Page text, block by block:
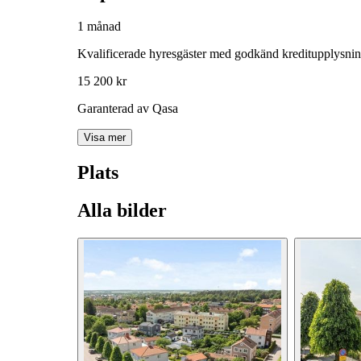
1 månad
Kvalificerade hyresgäster med godkänd
15 200 kr
Garanterad av Qasa
Visa mer
Plats
Alla bilder